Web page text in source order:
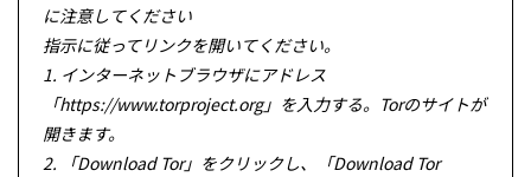
に注意してください
指示に従ってリンクを開いてください。
1. インターネットブラウザにアドレス
「https://www.torproject.org」を入力する。Torのサイトが
開きます。
2. 「Download Tor」をクリックし、「Download Tor